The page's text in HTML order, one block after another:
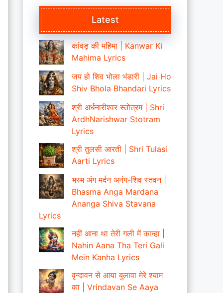
Latest
कांवड़ की महिमा | Kanwar Ki
Mahima Lyrics
जय हो शिव भोला भंडारी | Jai Ho
Shiv Bhola Bhandari Lyrics
श्री अर्धनारीश्वर स्तोत्रम | Shri
ArdhNarishwar Stotram
Lyrics
श्री तुलसी आरती | Shri Tulasi
Aarti Lyrics
भस्म अंग मर्दन अनंग-शिव स्तवन |
Bhasma Anga Mardana
Ananga Shiva Stavana
Lyrics
नहीं आना था तेरी गली में कान्हा |
Nahin Aana Tha Teri Gali
Mein Kanha Lyrics
वृन्दावन से आया बुलावा मेरे श्याम
का | Vrindavan Se Aaya